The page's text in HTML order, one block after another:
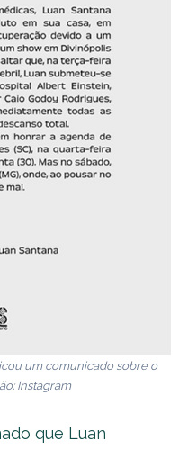
um comunicado sobre o
Instagram
que Luan